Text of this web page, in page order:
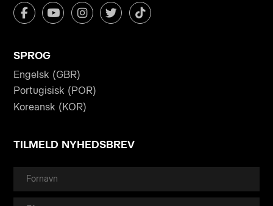
SPROG
Engelsk (GBR)
Portugisisk (POR)
Koreansk (KOR)
TILMELD NYHEDSBREV